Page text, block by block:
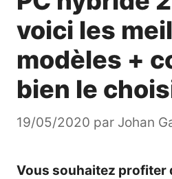
voici les
modèles +
bien le
19/05/2020 par Johan
Vous souhaitez profiter